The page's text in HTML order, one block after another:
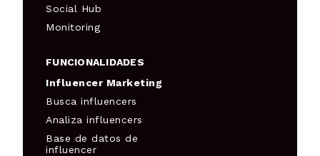
Social Hub
Monitoring
FUNCIONALIDADES
Influencer Marketing
Busca influencers
Analiza influencers
Base de datos de
influencer